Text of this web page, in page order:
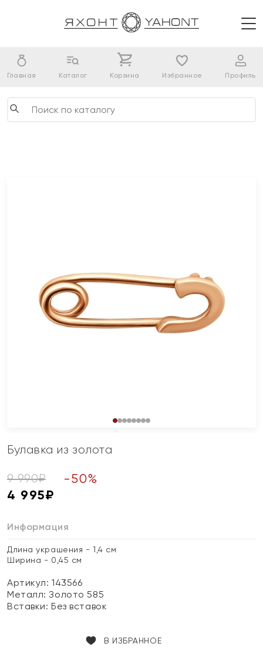
Главная Каталог Корзина Избранное Профиль
Булавка из золота
9 990₽ -50%
4 995₽
Информация
Длина украшения - 1,4 см
Ширина - 0,45 см
Артикул: 143566
Металл:Золото 585
Вставки:Без вставок
В ИЗБРАННОЕ